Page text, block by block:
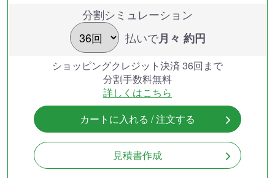
分割シミュレーション
払いで月々 約円
ショッピングクレジット決済 36回まで
分割手数料無料
詳しくはこちら
カートに入れる / 注文する
見積書作成